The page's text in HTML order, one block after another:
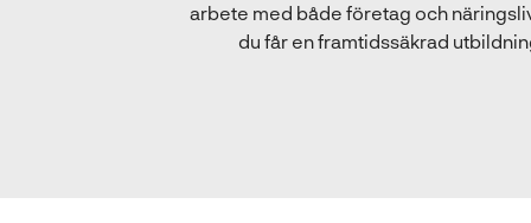
arbete med både företag och
du får en framtidssäkrad